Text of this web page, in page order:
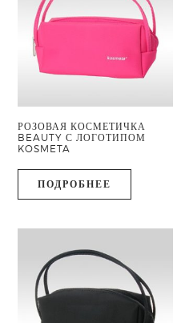
РОЗОВАЯ КОСМЕТИЧКА
BEAUTY С ЛОГОТИПОМ
KOSMETA
ПОДРОБНЕЕ